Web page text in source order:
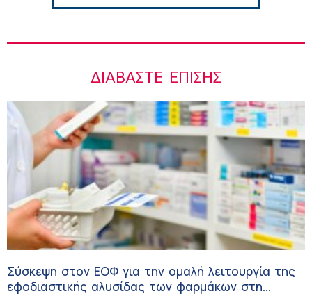
ΔΙΑΒΆΣΤΕ ΕΠΊΣΗΣ
Σύσκεψη στον ΕΟΦ για την ομαλή λειτουργία της
εφοδιαστικής αλυσίδας των φαρμάκων στη